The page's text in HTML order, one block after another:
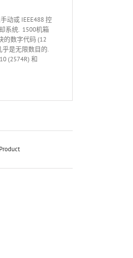
动或 IEEE488 控
系统. 1500机箱
的数字代码 (12
乎是无限数目的.
(2574R) 和